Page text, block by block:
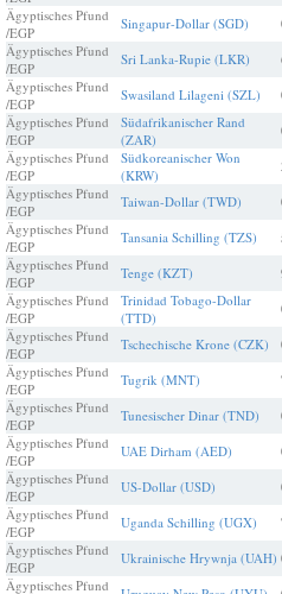
Ägyptisches Pfund
/EGP
Singapur-Dollar (SGD)
Ägyptisches Pfund
/EGP
Sri Lanka-Rupie (LKR)
Ägyptisches Pfund
/EGP
Swasiland Lilageni (SZL)
Ägyptisches Pfund
/EGP
Südafrikanischer Rand
(ZAR)
Ägyptisches Pfund
/EGP
Südkoreanischer Won
(KRW)
Ägyptisches Pfund
/EGP
Taiwan-Dollar (TWD)
Ägyptisches Pfund
/EGP
Tansania Schilling (TZS)
Ägyptisches Pfund
/EGP
Tenge (KZT)
Ägyptisches Pfund
/EGP
Trinidad Tobago-Dollar
(TTD)
Ägyptisches Pfund
/EGP
Tschechische Krone (CZK)
Ägyptisches Pfund
/EGP
Tugrik (MNT)
Ägyptisches Pfund
/EGP
Tunesischer Dinar (TND)
Ägyptisches Pfund
/EGP
UAE Dirham (AED)
Ägyptisches Pfund
/EGP
US-Dollar (USD)
Ägyptisches Pfund
/EGP
Uganda Schilling (UGX)
Ägyptisches Pfund
/EGP
Ukrainische Hrywnja (UAH)
Ägyptisches Pfund